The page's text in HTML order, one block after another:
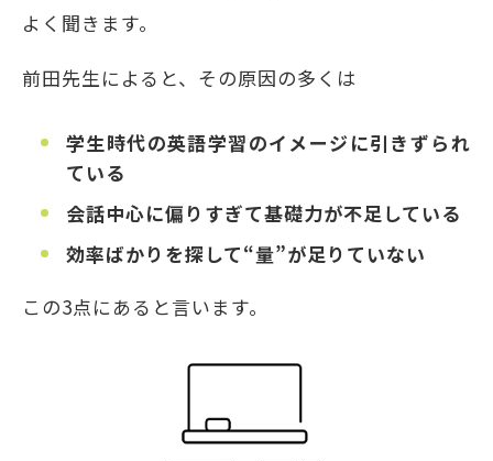
よく聞きます。
前田先生によると、その原因の多くは
学生時代の英語学習のイメージに引きずられ
ている
会話中心に偏りすぎて基礎力が不足している
効率ばかりを探して“量”が足りていない
この3点にあると言います。